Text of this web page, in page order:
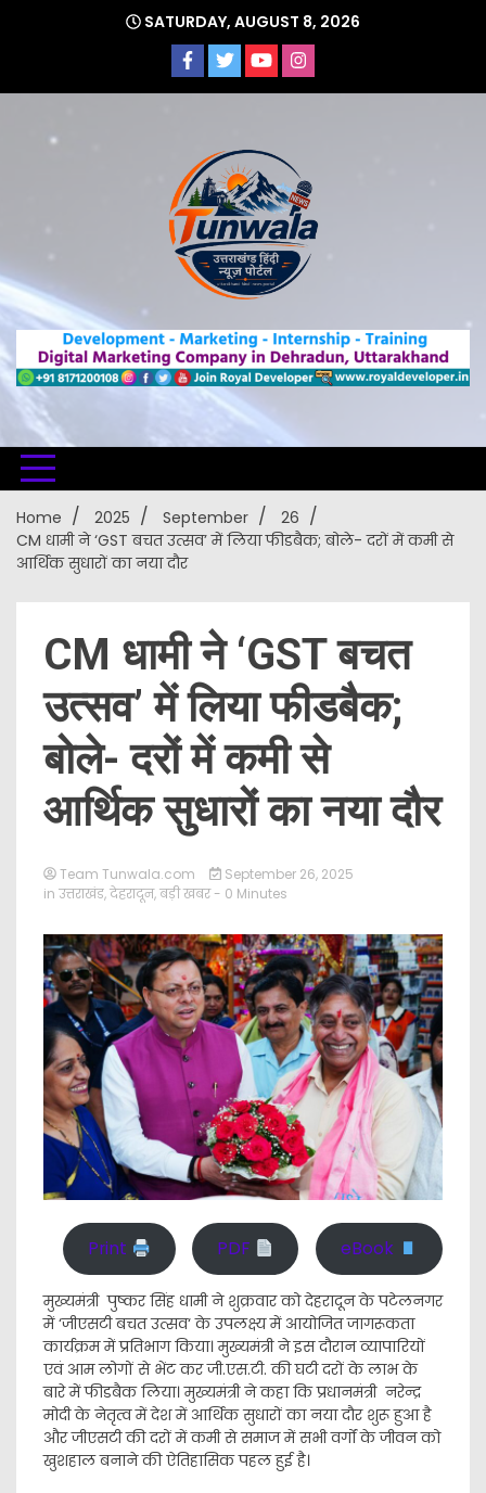
SATURDAY, AUGUST 8, 2026
Uttarakhand Hindi News Portal
Home 2025 September
26
CM धामी ने ‘GST बचत उत्सव’ में लिया फीडबैक; बोले- दरों में कमी से
आर्थिक सुधारों का नया दौर
CM धामी ने ‘GST बचत
उत्सव’ में लिया फीडबैक;
बोले- दरों में कमी से
आर्थिक सुधारों का नया दौर
Team Tunwala.com
September 26, 2025
in उत्तराखंड,देहरादून,बड़ी खबर - 0 Minutes
Print PDF eBook
मुख्यमंत्री पुष्कर सिंह धामी ने शुक्रवार को देहरादून के पटेलनगर
में ‘जीएसटी बचत उत्सव‘ के उपलक्ष्य में आयोजित जागरूकता
कार्यक्रम में प्रतिभाग किया। मुख्यमंत्री ने इस दौरान व्यापारियों
एवं आम लोगों से भेंट कर जी.एस.टी. की घटी दरों के लाभ के
बारे में फीडबैक लिया। मुख्यमंत्री ने कहा कि प्रधानमंत्री नरेन्द्र
मोदी के नेतृत्व में देश में आर्थिक सुधारों का नया दौर शुरू हुआ है
और जीएसटी की दरों में कमी से समाज में सभी वर्गों के जीवन को
खुशहाल बनाने की ऐतिहासिक पहल हुई है।